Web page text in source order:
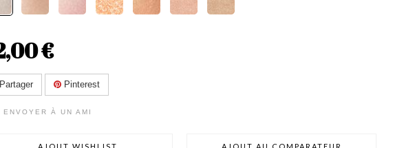
€
Pinterest
ENVOYER À UN AMI